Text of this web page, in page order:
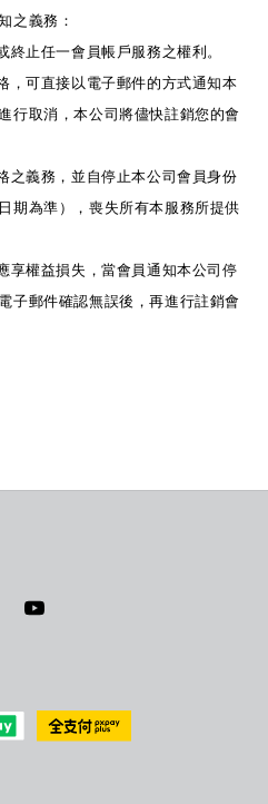
之義務：
止任一會員帳戶服務之權利。
，可直接以電子郵件的方式通知本
行取消，本公司將儘快註銷您的會
之義務，並自停止本公司會員身份
期為準），喪失所有本服務所提供
享權益損失，當會員通知本公司停
子郵件確認無誤後，再進行註銷會